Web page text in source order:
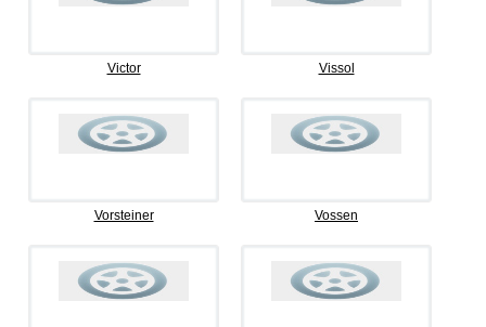
Victor Vissol
Vorsteiner Vossen